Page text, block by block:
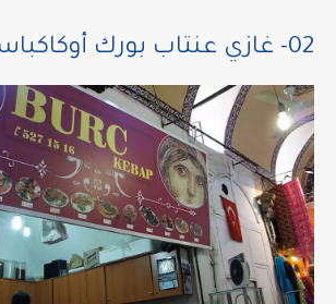
02- غازي عنتاب بورك أوكاكباسي